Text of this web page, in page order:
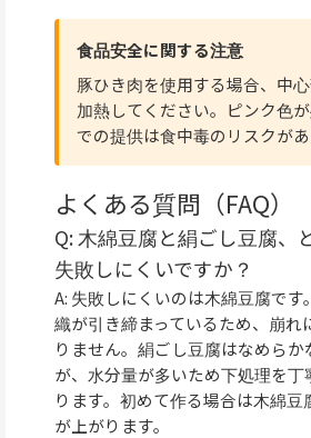
食品安全に関する注意
豚ひき肉を使用する場合、中
加熱してください。ピンク色
での提供は食中毒のリスクがあ
よくある質問（FAQ）
Q: 木綿豆腐と絹ごし豆腐、
失敗しにくいですか？
A: 失敗しにくいのは木綿豆腐です
織が引き締まっているため、崩れ
りません。絹ごし豆腐はなめら
が、水分量が多いため下処理を丁
ります。初めて作る場合は木綿
が上がります。